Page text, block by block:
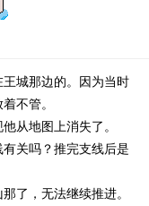
城那边的。因为当时
不管。
从地图上消失了。
关吗？推完支线后是
了，无法继续推进。